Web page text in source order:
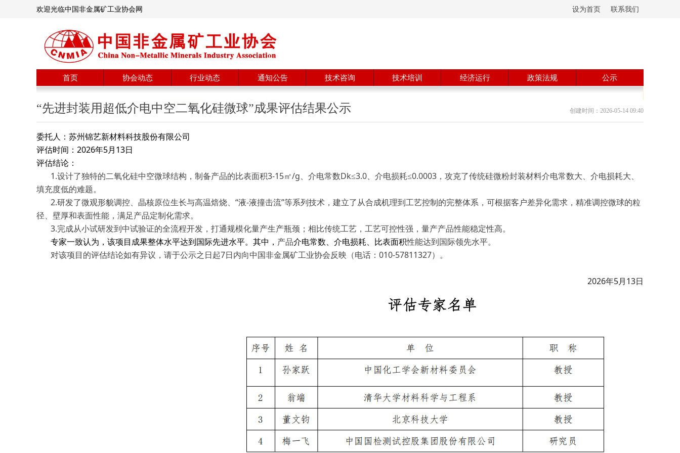
联系我们
设为首页
欢迎光临中国非金属矿工业协会网
首页 协会动态 行业动态 通知公告 技术咨询 技术培训 经济运行 政策法规 公示
委托人： 苏州锦艺新材料科技股份有限公司
评估时间：2026年5月13日
评估结论：
1.设计了独特的二氧化硅中空微球结构，制备产品的比表面积3-15㎡/g、介电常数Dk≤3.0、介电损耗≤0.0003，攻克了传统硅微粉封装材料介电常数大、介电损耗大、
填充度低的难题。
2.研发了微观形貌调控、晶核原位生长与高温焙烧、“液-液撞击流”等系列技术，建立了从合成机理到工艺控制的完整体系，可根据客户差异化需求，精准调控微球的粒
径、壁厚和表面性能，满足产品定制化需求。
3.完成从小试研发到中试验证的全流程开发，打通规模化量产生产瓶颈；相比传统工艺，工艺可控性强，量产产品性能稳定性高。
专家一致认为，该项目成果整体水平达到国际先进水平。其中， 产品介电常数、介电损耗、比表面积性能达到国际领先水平。
对该项目的评估结论如有异议，请于公示之日起7日内向中国非金属矿工业协会反映（电话：010-57811327）。
2026年5月13日
创建时间： 2026-05-14 09:40
“先进封装用超低介电中空二氧化硅微球”成果评估结果公示